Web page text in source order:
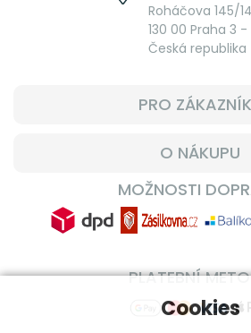
Roháčova 145/14
130 00 Praha 3 -
Česká republika
PRO
O NÁKUPU
MOŽNOSTI
PLATEBNÍ
Cookies